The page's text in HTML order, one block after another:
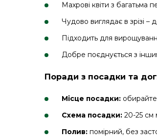
Махрові квіти з багатьма
Чудово виглядає в зрізі –
Підходить для
Добре поєднується з
Поради з посадки та
Місце посадки: обирайте
Схема посадки: 20-25 см
Полив: помірний, без